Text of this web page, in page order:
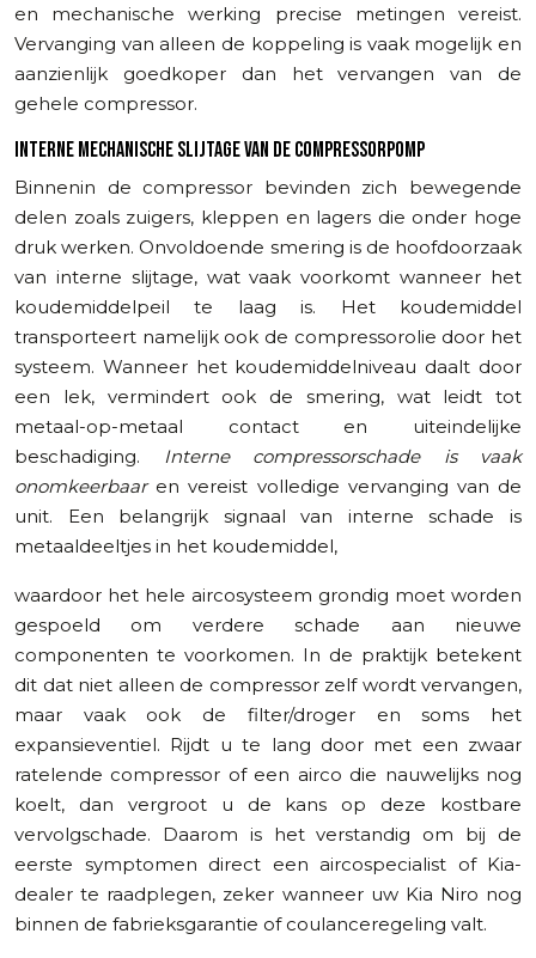
en mechanische werking precise metingen vereist.
Vervanging van alleen de koppeling is vaak mogelijk en
aanzienlijk goedkoper dan het vervangen van de
gehele compressor.
INTERNE MECHANISCHE SLIJTAGE VAN DE COMPRESSORPOMP
Binnenin de compressor bevinden zich bewegende
delen zoals zuigers, kleppen en lagers die onder hoge
druk werken. Onvoldoende smering is de hoofdoorzaak
van interne slijtage, wat vaak voorkomt wanneer het
koudemiddelpeil te laag is. Het koudemiddel
transporteert namelijk ook de compressorolie door het
systeem. Wanneer het koudemiddelniveau daalt door
een lek, vermindert ook de smering, wat leidt tot
metaal-op-metaal contact en uiteindelijke
beschadiging. Interne compressorschade is vaak
onomkeerbaaren vereist volledige vervanging van de
unit. Een belangrijk signaal van interne schade is
metaaldeeltjes in het koudemiddel,
waardoor het hele aircosysteem grondig moet worden
gespoeld om verdere schade aan nieuwe
componenten te voorkomen. In de praktijk betekent
dit dat niet alleen de compressor zelf wordt vervangen,
maar vaak ook de filter/droger en soms het
expansieventiel. Rijdt u te lang door met een zwaar
ratelende compressor of een airco die nauwelijks nog
koelt, dan vergroot u de kans op deze kostbare
vervolgschade. Daarom is het verstandig om bij de
eerste symptomen direct een aircospecialist of Kia-
dealer te raadplegen, zeker wanneer uw Kia Niro nog
binnen de fabrieksgarantie of coulanceregeling valt.